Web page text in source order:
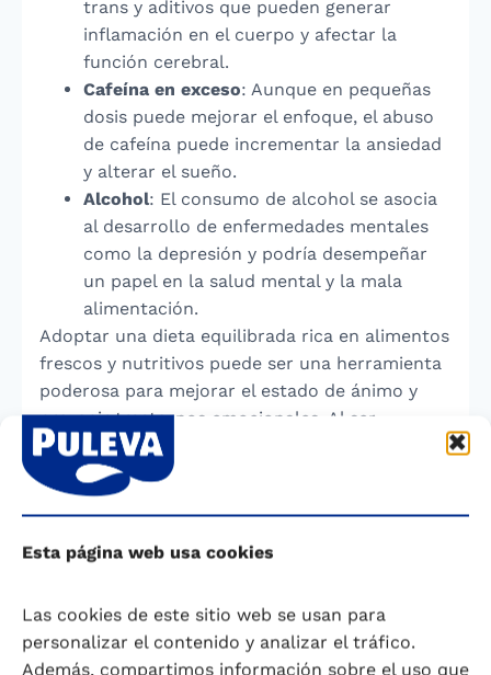
Esta página web usa cookies
Las cookies de este sitio web se usan para
personalizar el contenido y analizar el tráfico.
Además, compartimos información sobre el uso que
trans y aditivos que pueden generar
inflamación en el cuerpo y afectar la
función cerebral.
Cafeína en exceso: Aunque en pequeñas
dosis puede mejorar el enfoque, el abuso
de cafeína puede incrementar la ansiedad
y alterar el sueño.
Alcohol: El consumo de alcohol se asocia
al desarrollo de enfermedades mentales
como la depresión y podría desempeñar
un papel en la salud mental y la mala
alimentación.
Adoptar una dieta equilibrada rica en alimentos
frescos y nutritivos puede ser una herramienta
poderosa para mejorar el estado de ánimo y
prevenir trastornos emocionales. Al ser
conscientes de cómo los nutrientes impactan
nuestro cerebro, podemos tomar decisiones
más informadas que beneficien tanto a nuestra
en nuestro plato se convierte en un acto de
Saber más